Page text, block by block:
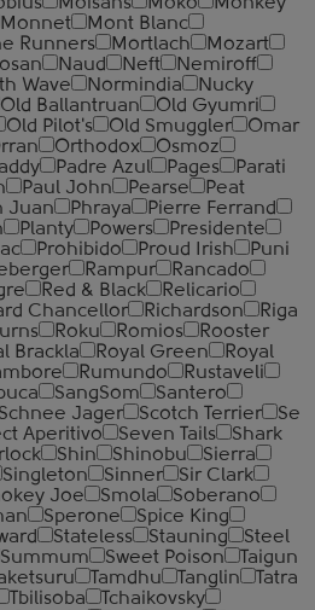
Monnet
Mont Blanc
Runners Mortlach
Mozart
Naud Neft
Nemiroff
Wave Normindia
Nucky
Old Ballantruan
Old Gyumri
Old Pilot's Old Smuggler
Omar
Orthodox
Osmoz
Padre Azul Pages
Parati
Paul John Pearse
Peat
Juan Phraya
Pierre Ferrand
Planty Powers
Presidente
Prohibido Proud Irish
Puni
Rampur
Rancado
Red & Black
Relicario
Chancellor Richardson
Riga
Roku Romios
Rooster
Brackla Royal Green
Royal
Rumundo
Rustaveli
SangSom
Santero
Schnee Jager Scotch Terrier
Se
Aperitivo Seven Tails
Shark
Shin Shinobu
Sierra
Singleton Sinner
Sir Clark
Joe Smola
Soberano
Sperone
Spice King
Stateless Stauning
Steel
Summum Sweet Poison
Taigun
Tamdhu Tanglin
Tatra
Tbilisoba
Tchaikovsky